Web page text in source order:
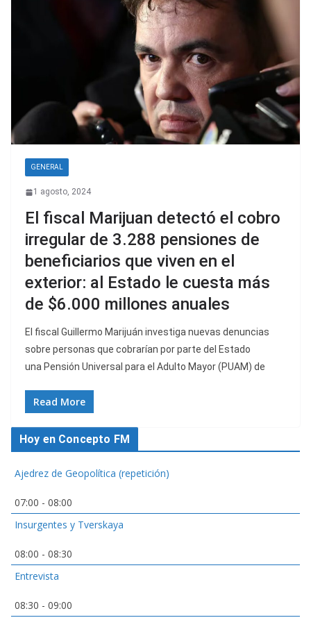
GENERAL
1 agosto, 2024
El fiscal Marijuan detectó el cobro
irregular de 3.288 pensiones de
beneficiarios que viven en el
exterior: al Estado le cuesta más
de $6.000 millones anuales
El fiscal Guillermo Marijuán investiga nuevas denuncias
sobre personas que cobrarían por parte del Estado
una Pensión Universal para el Adulto Mayor (PUAM) de
Read More
Hoy en Concepto FM
Ajedrez de Geopolítica (repetición)
07:00 - 08:00
Insurgentes y Tverskaya
08:00 - 08:30
Entrevista
08:30 - 09:00